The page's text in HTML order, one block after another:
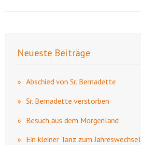
Neueste Beiträge
Abschied von Sr. Bernadette
Sr. Bernadette verstorben
Besuch aus dem Morgenland
Ein kleiner Tanz zum Jahreswechsel